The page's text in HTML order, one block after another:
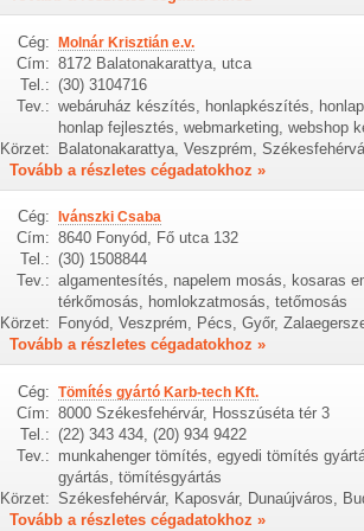
Cég: Molnár Krisztián e.v.
Cím: 8172 Balatonakarattya, utca
Tel.: (30) 3104716
Tev.: webáruház készítés, honlapkészítés,
honlap fejlesztés, webmarketing, webshop
Körzet:
Balatonakarattya, Veszprém,
Tovább a részletes cégadatokhoz »
Cég: Ivánszki Csaba
Cím: 8640 Fonyód, Fő utca 132
Tel.: (30) 1508844
Tev.: algamentesítés, napelem mosás, kosaras
térkőmosás, homlokzatmosás, tetőmosás
Körzet:
Fonyód, Veszprém, Pécs, Győr,
Tovább a részletes cégadatokhoz »
Cég: Tömítés gyártó Karb-tech Kft.
Cím: 8000 Székesfehérvár, Hosszúséta tér 3
Tel.: (22) 343 434, (20) 934 9422
Tev.: munkahenger tömítés, egyedi tömítés
gyártás, tömítésgyártás
Körzet: Székesfehérvár, Kaposvár, Dunaújváros,
Tovább a részletes cégadatokhoz »